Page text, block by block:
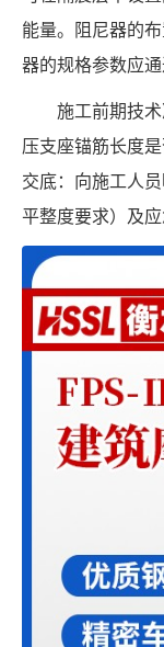
能量。阻尼器的
器的规格参数应
施工前期技
压支座锚筋长度
交底：向施工人
平整度要求）及